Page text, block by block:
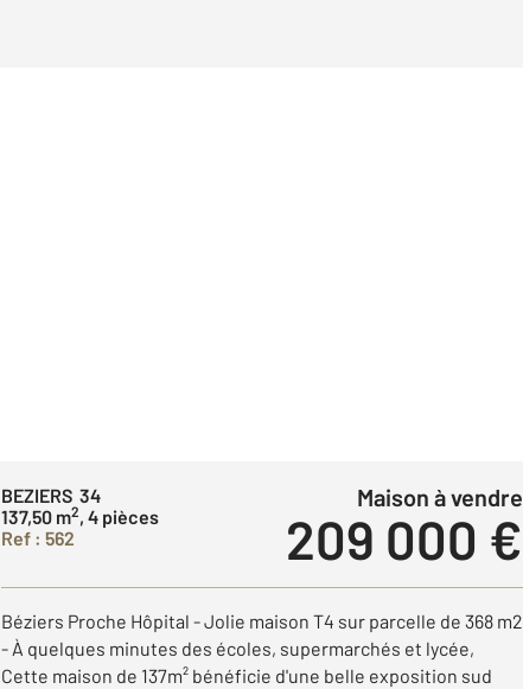
BEZIERS 34
137,50 m2, 4 pièces
Ref : 562
Maison à vendre
209 000 €
Béziers Proche Hôpital - Jolie maison T4 sur parcelle de 368 m2
- À quelques minutes des écoles, supermarchés et lycée,
Cette maison de 137m² bénéficie d'une belle exposition sud